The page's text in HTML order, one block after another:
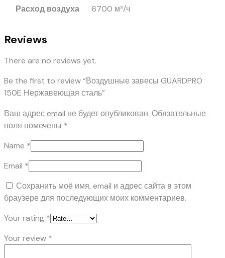
Расход воздуха 6700 м³/ч
Reviews
There are no reviews yet.
Be the first to review “Воздушные завесы GUARDPRO
150E Нержавеющая сталь”
Ваш адрес email не будет опубликован. Обязательные
поля помечены *
Name *
Email *
Сохранить моё имя, email и адрес сайта в этом
браузере для последующих моих комментариев.
Your rating *
Your review *